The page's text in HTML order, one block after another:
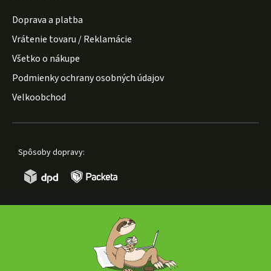
Doprava a platba
Vrátenie tovaru / Reklamácie
Všetko o nákupe
Podmienky ochrany osobných údajov
Velkoobchod
Spôsoby dopravy: